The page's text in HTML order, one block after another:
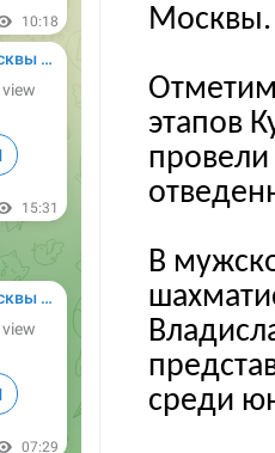
Москвы.
этапов
провели
В
среди